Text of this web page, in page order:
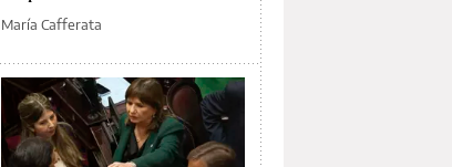
María Cafferata